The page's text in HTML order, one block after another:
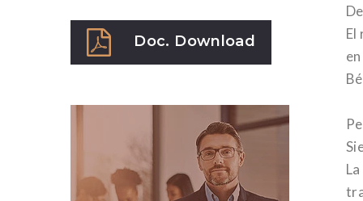
El
Doc. Download